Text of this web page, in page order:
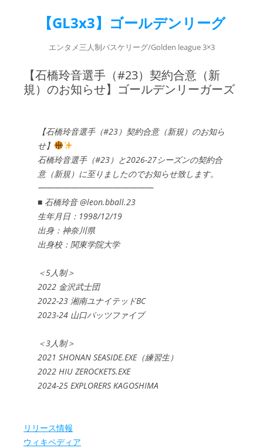
【GL3x3】ゴールデンリーグ
エンタメ三人制バスケリーグ/Golden league 3×3
【石橋玲音選手（#23）契約合意（新
規）のお知らせ】ゴールデンリーガーズ
【石橋玲音選手（#23）契約合意（新規）のお知ら
せ】
石橋玲音選手（#23）と2026-27シーズンの契約合
意（新規）に至りましたのでお知らせ致します。
━━━━━━━━━━━━━━
■ 石橋玲音 @leon.bball.23
生年月日：1998/12/19
出身：神奈川県
出身校：関東学院大学
＜5人制＞
2022 金沢武士団
2022-23 湘南ユナイテッドBC
2023-24 山口パッツファイブ
＜3人制＞
2021 SHONAN SEASIDE.EXE（練習生）
2022 HIU ZEROCKETS.EXE
2024-25 EXPLORERS KAGOSHIMA
リリース情報
ウィキペディア